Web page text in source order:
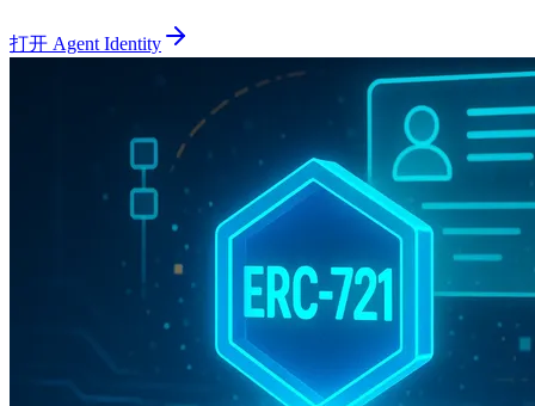
打开 Agent Identity